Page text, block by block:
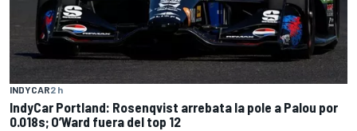
INDYCAR2 h
IndyCar Portland: Rosenqvist arrebata la pole a Palou por
0.018s; O’Ward fuera del top 12